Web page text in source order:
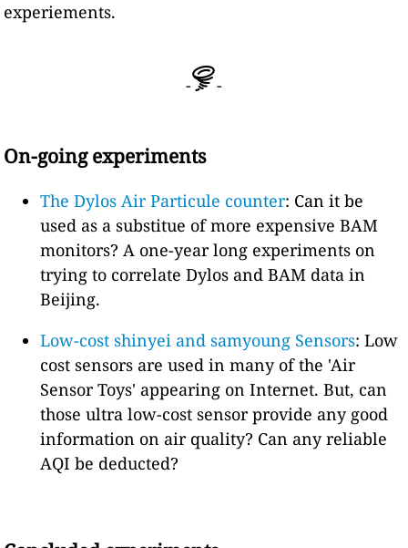
experiements.
- -
On-going experiments
The Dylos Air Particule counter: Can it be
used as a substitue of more expensive BAM
monitors? A one-year long experiments on
trying to correlate Dylos and BAM data in
Beijing.
Low-cost shinyei and samyoung Sensors: Low
cost sensors are used in many of the 'Air
Sensor Toys' appearing on Internet. But, can
those ultra low-cost sensor provide any good
information on air quality? Can any reliable
AQI be deducted?